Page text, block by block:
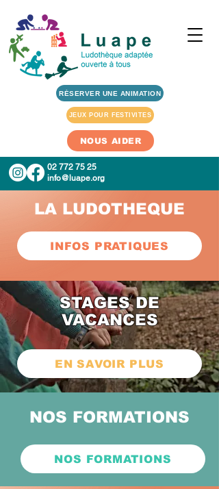
02 772 75 25
info@luape.org
RÉSERVER UNE ANIMATION
JEUX POUR FESTIVITES
NOUS AIDER
LA LUDOTHEQUE
INFOS PRATIQUES
STAGES DE
VACANCES
EN SAVOIR PLUS
NOS FORMATIONS
NOS FORMATIONS